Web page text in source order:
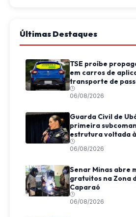
Últimas Destaques
TSE proíbe
em carros de
transporte de
06/08/2026
Guarda Civil de
primeira
estrutura voltada
mulheres
06/08/2026
Senar Minas abre
gratuitos na Zona
Caparaó
06/08/2026